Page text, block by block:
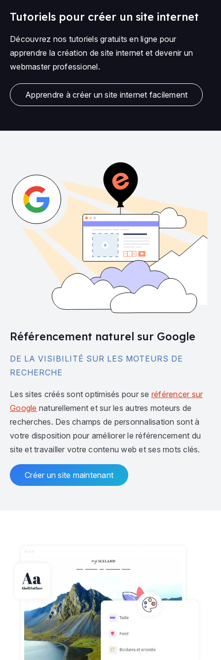
Tutoriels pour créer un site internet
Découvrez nos tutoriels gratuits en ligne pour
apprendre la création de site internet et devenir un
webmaster professionel.
Apprendre à créer un site internet facilement
Référencement naturel sur Google
DE LA VISIBILITÉ SUR LES MOTEURS DE
RECHERCHE
Les sites créés sont optimisés pour se référencer sur
Google naturellement et sur les autres moteurs de
recherches. Des champs de personnalisation sont à
votre disposition pour améliorer le référencement du
site et travailler votre contenu web et ses mots clés.
Créer un site maintenant